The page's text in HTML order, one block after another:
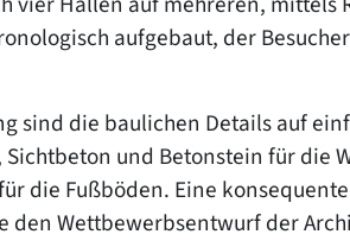
aufgebaut, der
sind die baulichen Details auf
und Betonstein für die
die Fußböden. Eine
den Wettbewerbsentwurf der